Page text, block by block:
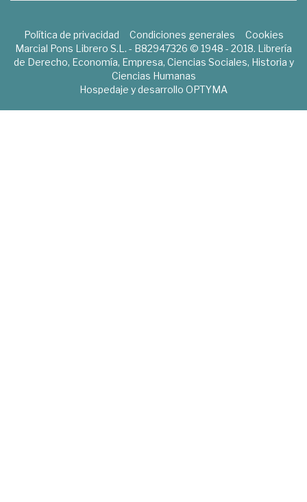
Política de privacidad Condiciones generales
Cookies
Marcial Pons Librero S.L. - B82947326 © 1948 - 2018. Librería
de Derecho, Economía, Empresa, Ciencias Sociales, Historia y
Ciencias Humanas
Hospedaje y desarrollo OPTYMA